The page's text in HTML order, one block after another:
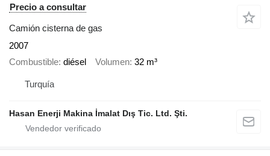
Precio a consultar
Camión cisterna de gas
2007
Combustible diésel Volumen 32 m³
Turquía
Hasan Enerji Makina İmalat Dış Tic. Ltd. Şti.